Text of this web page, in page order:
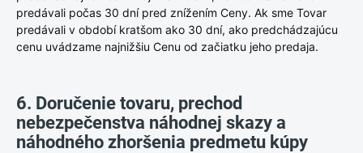
predávali počas 30 dní pred znížením Ceny. Ak sme Tovar
predávali v období kratšom ako 30 dní, ako predchádzajúcu
cenu uvádzame najnižšiu Cenu od začiatku jeho predaja.
6. Doručenie tovaru, prechod
nebezpečenstva náhodnej skazy a
náhodného zhoršenia predmetu kúpy